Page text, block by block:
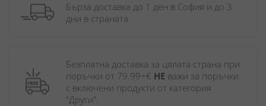
Бърза доставка до 1 ден в София и до 3
дни в страната.
Безплатна доставка за цялата страна при
поръчки от 79.99+€ НЕ важи за поръчки
с включени продукти от категория
"Други".